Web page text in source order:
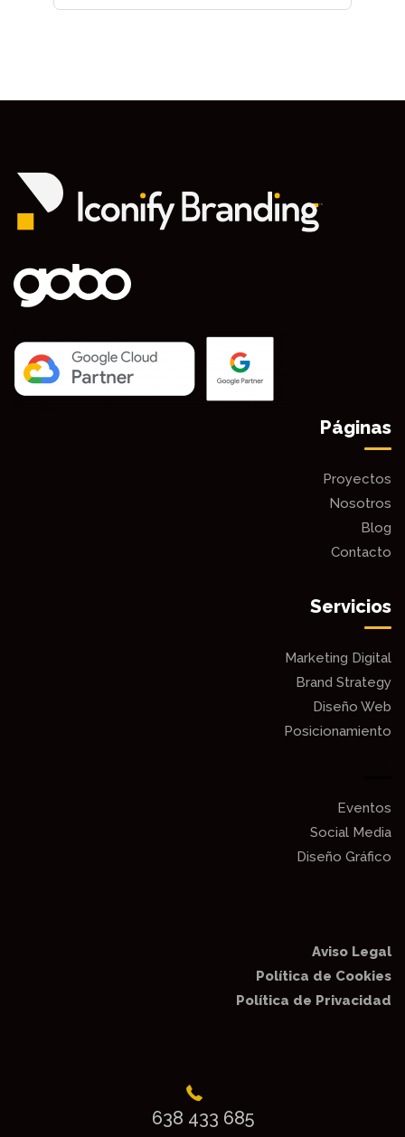
Páginas
Proyectos
Nosotros
Blog
Contacto
Servicios
Marketing Digital
Brand Strategy
Diseño Web
Posicionamiento
Eventos
Social Media
Diseño Gráfico
Aviso Legal
Política de Cookies
Política de Privacidad
638 433 685